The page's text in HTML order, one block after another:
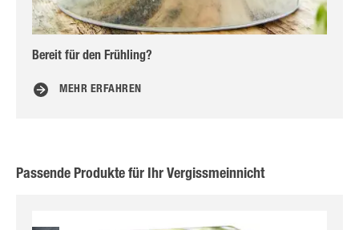
Bereit für den Frühling?
MEHR ERFAHREN
Passende Produkte für Ihr Vergissmeinnicht